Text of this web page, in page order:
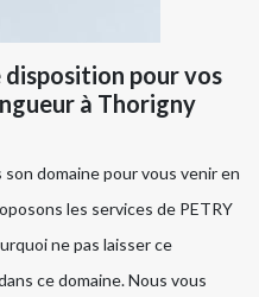
disposition pour vos
à Thorigny
domaine pour vous venir en
les services de PETRY
ne pas laisser ce
ce domaine. Nous vous